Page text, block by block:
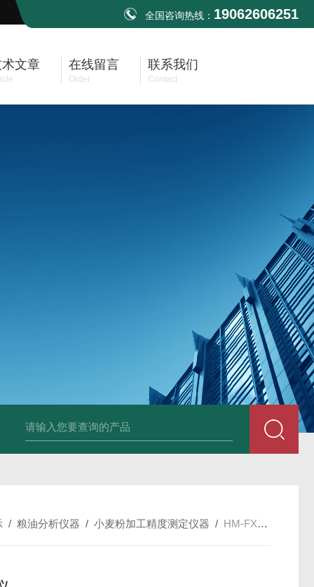
全国咨询热线： 19062606251
文章 在线留言
Order
联系我们
Contact
/粮油分析仪器 /小麦粉加工精度测定仪器 / HM-FX麸星仪